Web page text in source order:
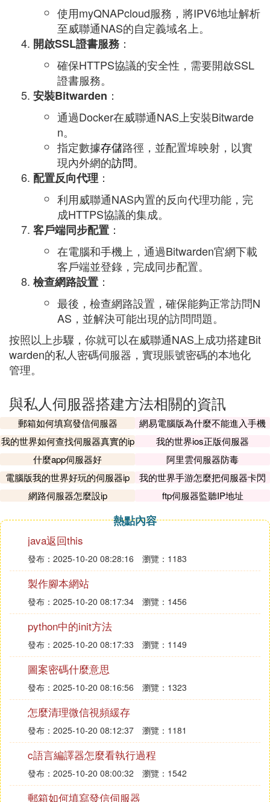
使用myQNAPcloud服務，將IPV6地址解析
至威聯通NAS的自定義域名上。
開啟SSL證書服務 ：
確保HTTPS協議的安全性，需要開啟SSL
證書服務。
安裝Bitwarden ：
通過Docker在威聯通NAS上安裝Bitwarde
n。
指定數據存儲路徑，並配置埠映射，以實
現內外網的訪問。
配置反向代理 ：
利用威聯通NAS內置的反向代理功能，完
成HTTPS協議的集成。
客戶端同步配置 ：
在電腦和手機上，通過Bitwarden官網下載
客戶端並登錄，完成同步配置。
檢查網路設置 ：
最後，檢查網路設置，確保能夠正常訪問N
AS，並解決可能出現的訪問問題。
按照以上步驟，你就可以在威聯通NAS上成功搭建Bit
warden的私人密碼伺服器，實現賬號密碼的本地化
管理。
與私人伺服器搭建方法相關的資訊
郵箱如何填寫發信伺服器
網易電腦版為什麼不能進入手機
伺服器
我的世界如何查找伺服器真實的ip
我的世界ios正版伺服器
什麼app伺服器好
阿里雲伺服器防毒
電腦版我的世界好玩的伺服器ip
我的世界手游怎麼把伺服器卡閃
退
網路伺服器怎麼設ip ftp伺服器監聽IP地址
熱點內容
java返回this
發布：2025-10-20 08:28:16 瀏覽：1183
製作腳本網站
發布：2025-10-20 08:17:34 瀏覽：1456
python中的init方法
發布：2025-10-20 08:17:33 瀏覽：1149
圖案密碼什麼意思
發布：2025-10-20 08:16:56 瀏覽：1323
怎麼清理微信視頻緩存
發布：2025-10-20 08:12:37 瀏覽：1181
c語言編譯器怎麼看執行過程
發布：2025-10-20 08:00:32 瀏覽：1542
郵箱如何填寫發信伺服器